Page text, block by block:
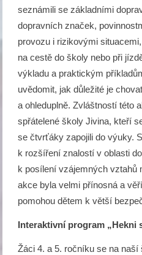
seznámili se základními
dopravních značek,
provozu i rizikovými
na cestě do školy nebo při
výkladu a praktickým
uvědomit, jak důležité je
a ohleduplně. Zvláštností této
spřátelené školy Jivina, kteří
se čtvrťáky zapojili do výuky.
k rozšíření znalostí v oblasti
k posílení vzájemných vztahů
akce byla velmi přínosná a
pomohou dětem k větší
Interaktivní program „Hekni
Žáci 4. a 5. ročníku se na naší